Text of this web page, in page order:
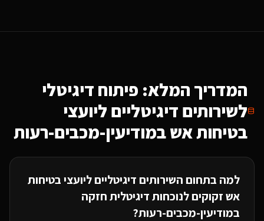
המדריך המלא: פיתוח דיגיטלי
לשירותים דיגיטליים ליועצי
בטיחות אשבמודיעין-מכבים-רעות
למה בתחום השירותים דיגיטליים ליועצי בטיחות
אשזקוקים לנוכחות דיגיטלית חזקה
במודיעין-מכבים-רעות?